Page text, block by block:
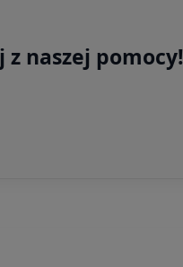
z naszej pomocy!